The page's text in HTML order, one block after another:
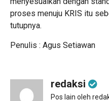
proses menuju KRIS itu
tutupnya.
Penulis : Agus Setiawan
redaksi
Pos lain oleh